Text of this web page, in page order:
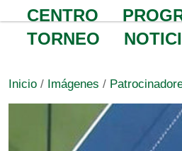
CENTRO
TORNEO
Inicio / Imágenes /